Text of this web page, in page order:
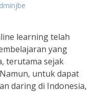
learning telah
yang
terutama sejak
untuk dapat
daring di Indonesia,